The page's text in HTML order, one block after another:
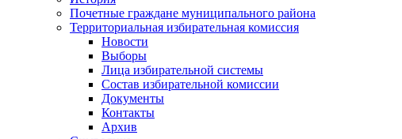
Почетные граждане муниципального района
Территориальная избирательная комиссия
Новости
Выборы
Лица избирательной системы
Состав избирательной комиссии
Документы
Контакты
Архив